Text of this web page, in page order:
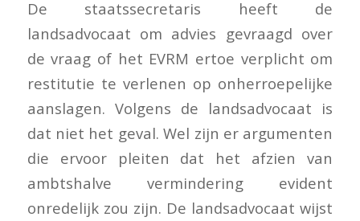
De staatssecretaris heeft de
landsadvocaat om advies gevraagd over
de vraag of het EVRM ertoe verplicht om
restitutie te verlenen op onherroepelijke
aanslagen. Volgens de landsadvocaat is
dat niet het geval. Wel zijn er argumenten
die ervoor pleiten dat het afzien van
ambtshalve vermindering evident
onredelijk zou zijn. De landsadvocaat wijst